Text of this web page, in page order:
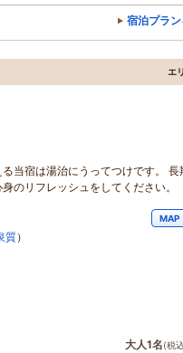
宿泊プラン
エ
当宿は湯治にうってつけです。 長
のリフレッシュをしてください。
MAP
質）
大人1名(税